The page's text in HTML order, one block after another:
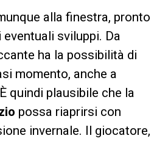
alla finestra, pronto
sviluppi. Da
ha la possibilità di
momento, anche a
quindi plausibile che la
possa riaprirsi con
invernale. Il giocatore,